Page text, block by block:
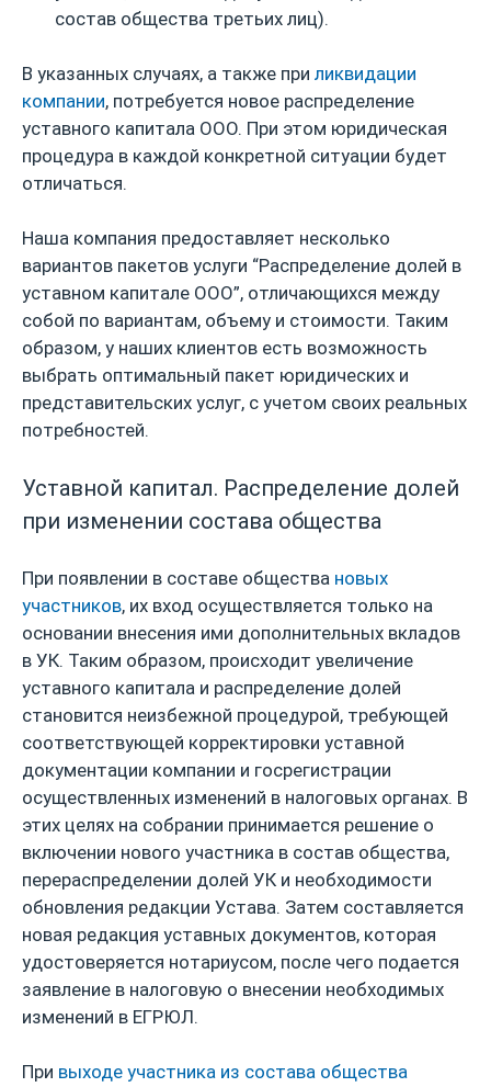
состав общества третьих лиц).
В указанных случаях, а также при ликвидации
компании, потребуется новое распределение
уставного капитала ООО. При этом юридическая
процедура в каждой конкретной ситуации будет
отличаться.
Наша компания предоставляет несколько
вариантов пакетов услуги “Распределение долей в
уставном капитале ООО”, отличающихся между
собой по вариантам, объему и стоимости. Таким
образом, у наших клиентов есть возможность
выбрать оптимальный пакет юридических и
представительских услуг, с учетом своих реальных
потребностей.
Уставной капитал. Распределение долей
при изменении состава общества
При появлении в составе общества новых
участников, их вход осуществляется только на
основании внесения ими дополнительных вкладов
в УК. Таким образом, происходит увеличение
уставного капитала и распределение долей
становится неизбежной процедурой, требующей
соответствующей корректировки уставной
документации компании и госрегистрации
осуществленных изменений в налоговых органах. В
этих целях на собрании принимается решение о
включении нового участника в состав общества,
перераспределении долей УК и необходимости
обновления редакции Устава. Затем составляется
новая редакция уставных документов, которая
удостоверяется нотариусом, после чего подается
заявление в налоговую о внесении необходимых
изменений в ЕГРЮЛ.
При выходе участника из состава общества